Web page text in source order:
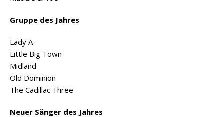
Gruppe des Jahres
Lady A
Little Big Town
Midland
Old Dominion
The Cadillac Three
Neuer Sänger des Jahres